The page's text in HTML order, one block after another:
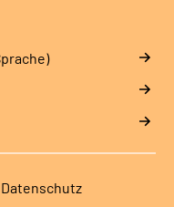
Datenschutz